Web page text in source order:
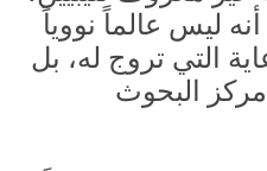
ليس عالماً نووياً
التي تروج له، بل
البحوث